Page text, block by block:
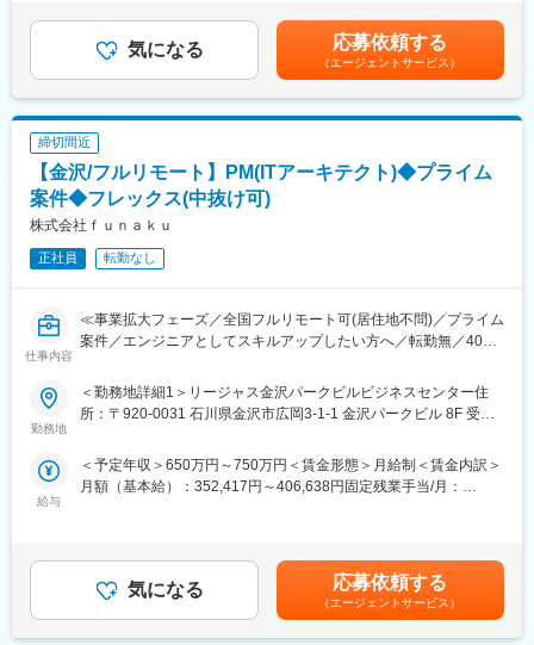
実施します。
◆マーケット調査・競合調査＜外部環境分析＞
◆収益構造・営業活動・チャネル・販促活動・組織等の分析＜内
し込み
◆活動計画の実行推進支援
■ポジションの魅力：
クライアントの企業規模は売上300億円～50億円の大手から中堅
製造業・サービス業など業種は幅広く、BtoB・BtoC・BtoG企業さ
ンサルティングをする中で、営業DX研修や組織設計などにも踏み
込みながら推進する点は、経営視点で組織を動かしながら成果を
とやりがいを感じることができます。
から、実装・実行のコンサルティングまで、各分野のプロフェッ
ショナルから顧客最適のチームを編成する「TCGチームコンサル
と、「中長期的な目的」であるビジョン実現を一致させるサステ
ナブルなコンサルティングを推進しています。
手当＞有＜給与補足＞※賞与について人事制度変更に伴い、賞与分
が基本給に組み込まれることになりました。(個人やチームの成果
に応じてインセンティブとして追加支給する場合があります)賃金
はあくまでも目安の金額であり、選考を通じて上下する可能性が
あります。月給(月額)は固定手当を含めた表記です。
気になる 応募依頼する
（エージェントサービス）
締切間近
【金沢/フルリモート】PM(ITアーキテクト)◆プライム
案件◆フレックス(中抜け可)
株式会社ｆｕｎａｋｕ
正社員 転勤なし
仕事内容
≪事業拡大フェーズ／全国フルリモート可(居住地不問)／プライム
案件／エンジニアとしてスキルアップしたい方へ／転勤無／40代
■業務内容：
のメンバーとして稼働いただく予定となっています。将来的には
コンサルティング事業とシステム開発事業を融合させて、より難
40代前半のメンバーが多い組織で、安定した雰囲気で仕事をして
います。
■当社について：
勤務地
＜勤務地詳細1＞リージャス金沢パークビルビジネスセンター住
所：〒920-0031 石川県金沢市広岡3-1-1 金沢パークビル 8F 受動
ネスセンター 住所：〒920-0901 石川県金沢市彦三町1-2-1 アソル
ティ金沢彦三ビル 1F,3F 受動喫煙対策：屋内全面禁煙変更の範
給与
＜予定年収＞650万円～750万円＜賃金形態＞月給制＜賃金内訳＞
月額（基本給）：352,417円～406,638円固定残業手当/月：
実績：2回（過去実績：3ヶ月分）賃金はあくまでも目安の金額で
あり、選考を通じて上下する可能性があります。月給(月額)は固定
手当を含めた表記です。
気になる 応募依頼する
（エージェントサービス）